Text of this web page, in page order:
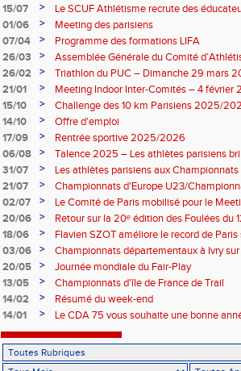
15/07 >
Le SCUF Athlétisme recrute des
2026-2027 !
01/06 >
Meeting des parisiens
07/04
>
Programme des formations LIFA
26/03
>
Assemblée Générale du Comité
26/02
>
Triathlon du PUC – Dimanche 29 mars
21/01
>
Meeting Indoor Inter-Comités – 4 février
15/10
>
Challenge des 10 km Parisiens 2025/
14/10
>
Offre d'emploi
17/09
>
Rentrée sportive 2025/2026
06/08
>
Talence 2025 – Les athlètes parisiens
de France Élite
31/07 >
Les athlètes parisiens aux
21/07
>
Championnats d'Europe U23/
02/07
>
Le Comité de Paris mobilisé pour le
20/06
>
Retour sur la 20ᵉ édition des Foulées du
18/06
>
Flavien SZOT améliore le record de Paris
03/06
>
Championnats départementaux à Ivry
20/05
>
Journée mondiale du Fair-Play
13/05
>
Championnats d'île de France de Trail
14/02
>
Résumé du week-end
14/01
> Le CDA 75 vous souhaite une bonne